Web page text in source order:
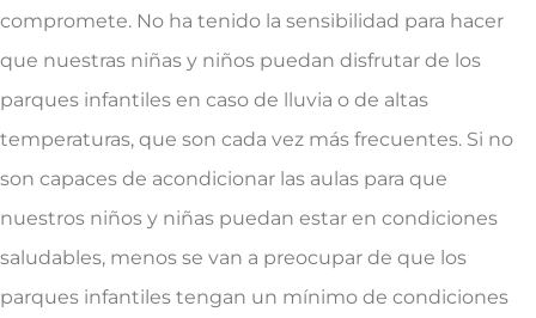
compromete. No ha tenido la sensibilidad para hacer
que nuestras niñas y niños puedan disfrutar de los
parques infantiles en caso de lluvia o de altas
temperaturas, que son cada vez más frecuentes. Si no
son capaces de acondicionar las aulas para que
nuestros niños y niñas puedan estar en condiciones
saludables, menos se van a preocupar de que los
parques infantiles tengan un mínimo de condiciones